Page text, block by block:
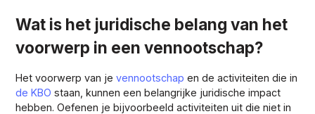
Wat is het juridische belang van het
voorwerp in een vennootschap?
Het voorwerp van jevennootschap en de activiteiten die in
de KBO staan, kunnen een belangrijke juridische impact
hebben. Oefenen je bijvoorbeeld activiteiten uit die niet in